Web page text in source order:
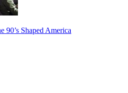
90’s Shaped America